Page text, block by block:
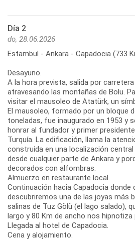
Día 2
do, 28.06.2026
Estambul - Ankara - Capadocia (733
Desayuno.
A la hora prevista, salida por
atravesando las montañas de Bolu.
visitar el mausoleo de Atatürk, un
El mausoleo, formado por un bloque
toneladas, fue inaugurado en 1953 y
honrar al fundador y primer
Turquía. La edificación, llama la
construida en una localización
desde cualquier parte de Ankara y
decorados con alfombras.
Almuerzo en restaurante local.
Continuación hacia Capadocia donde
descubriremos una de las joyas más
salinas de Tuz Gölü (el lago salado),
largo y 80 Km de ancho nos hipnotiza
Llegada al hotel de Capadocia.
Cena y alojamiento.